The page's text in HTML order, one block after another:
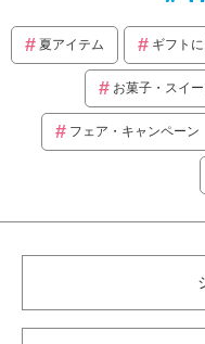
夏アイテム ギフト
お菓子・スイー
フェア・キャンペーン